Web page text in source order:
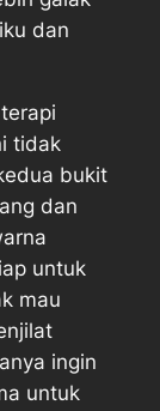
dan
tidak
bukit
dan
untuk
mau
ingin
untuk